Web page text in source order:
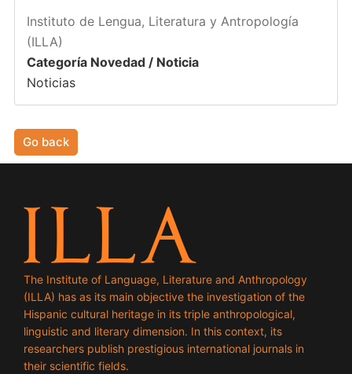
Instituto de Lengua, Literatura y Antropología
(ILLA)
Categoría Novedad / Noticia
Noticias
Go back
The Institute of Language, Literature and Anthropology
(ILLA) has as its main objective the investigation of the
Hispanic cultural heritage in its triple anthropological,
linguistic and literary dimension. In this context, its
researchers publish prestigious international journals in
their scientific fields.